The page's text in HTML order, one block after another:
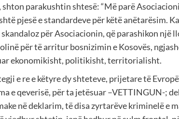
parakushtin shtesë: “Më parë
pjesë e standardeve për këtë anëtarësim.
për Asociacionin, që parashikon
për të arritur bosnizimin e Kosovës,
ekonomikisht, politikisht, territorialisht.
e re e këtyre dy shteteve, prijetare të
e qeverisë, për ta jetësuar –VETTINGUN-;
në deklarim, të disa zyrtarëve kriminelë e